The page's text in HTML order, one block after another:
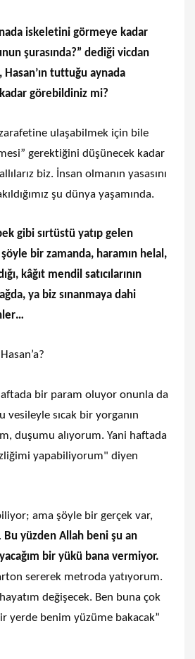
iskeletini görmeye kadar
şurasında?” dediği vicdan
tuttuğu aynada
görebildiniz mi?
zarafetine ulaşabilmek için bile
gerektiğini düşünecek kadar
biz. İnsan olmanın yasasını
şu dünya yaşamında.
gibi sırtüstü yatıp gelen
şöyle bir zamanda, haramın helal,
kâğıt mendil satıcılarının
ya biz sınanmaya dahi
bir param oluyor onunla da
vesileyle sıcak bir yorganın
duşumu alıyorum. Yani haftada
yapabiliyorum" diyen
ama şöyle bir gerçek var,
Bu yüzden Allah beni şu an
bir yükü bana vermiyor.
sererek metroda yatıyorum.
değişecek. Ben buna çok
yerde benim yüzüme bakacak”